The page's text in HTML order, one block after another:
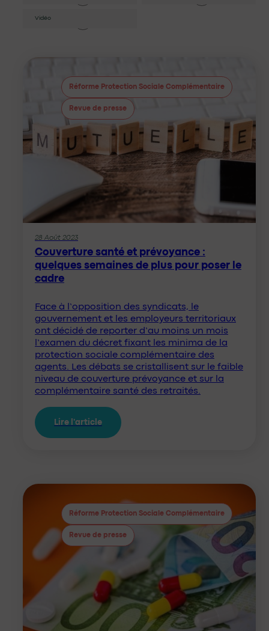
Vidéo
Réforme Protection Sociale Complémentaire
Revue de presse
28 Août 2023
Couverture santé et prévoyance :
quelques semaines de plus pour poser le
cadre
Face à l’opposition des syndicats, le
gouvernement et les employeurs territoriaux
ont décidé de reporter d’au moins un mois
l’examen du décret fixant les minima de la
protection sociale complémentaire des
agents. Les débats se cristallisent sur le faible
niveau de couverture prévoyance et sur la
complémentaire santé des retraités.
Lire l'article
Réforme Protection Sociale Complémentaire
Revue de presse